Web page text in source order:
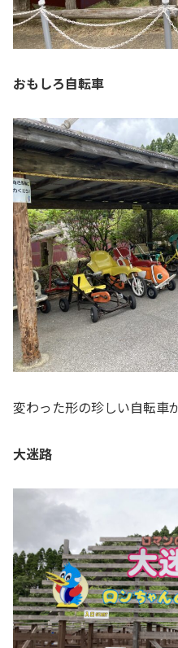
おもしろ自転車
変わった形の珍しい自転車
大迷路